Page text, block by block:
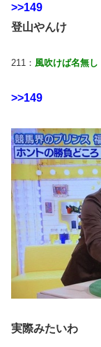
>>149
登山やんけ
211： 風吹けば名無し
>>149
実際みたいわ